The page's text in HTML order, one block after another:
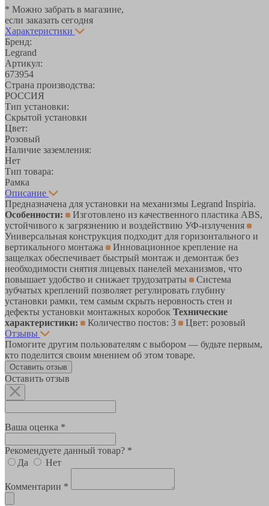
* Можно забрать в магазине,
если заказать сегодня
Характеристики
Бренд:
Legrand
Артикул:
673954
Страна производства:
РОССИЯ
Тип установки:
Скрытой установки
Цвет:
Розовый
Наличие заземления:
Нет
Тип товара:
Рамка
Описание
Предназначена для установки на механизмы Legrand Inspiria.
Особенности:
Изготовлено из качественного пластика ABS,
устойчивого к загрязнению и воздействию УФ-излучения
Универсальная конструкция подходит для горизонтального и
вертикального монтажа
Инновационное крепление на
защелках обеспечивает быстрый монтаж и демонтаж без
необходимости снятия лицевых панелей механизмов, что
повышает удобство и снижает трудозатраты
Система
зубчатых креплений позволяет регулировать глубину
установки рамки, тем самым скрыть неровность стен и
дефекты установки монтажных коробок Технические
характеристики:
Количество постов: 3
Цвет: розовый
Отзывы
Помогите другим пользователям с выбором — будьте первым,
кто поделится своим мнением об этом товаре.
Оставить отзыв
Оставить отзыв
Ваша оценка *
Рекомендуете данный товар? *
Да
Нет
Комментарии *